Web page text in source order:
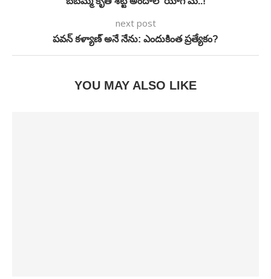
next post
పవన్ కళ్యాణ్ అనే నేను: ఎందుకింత ప్రత్యేకం?
YOU MAY ALSO LIKE